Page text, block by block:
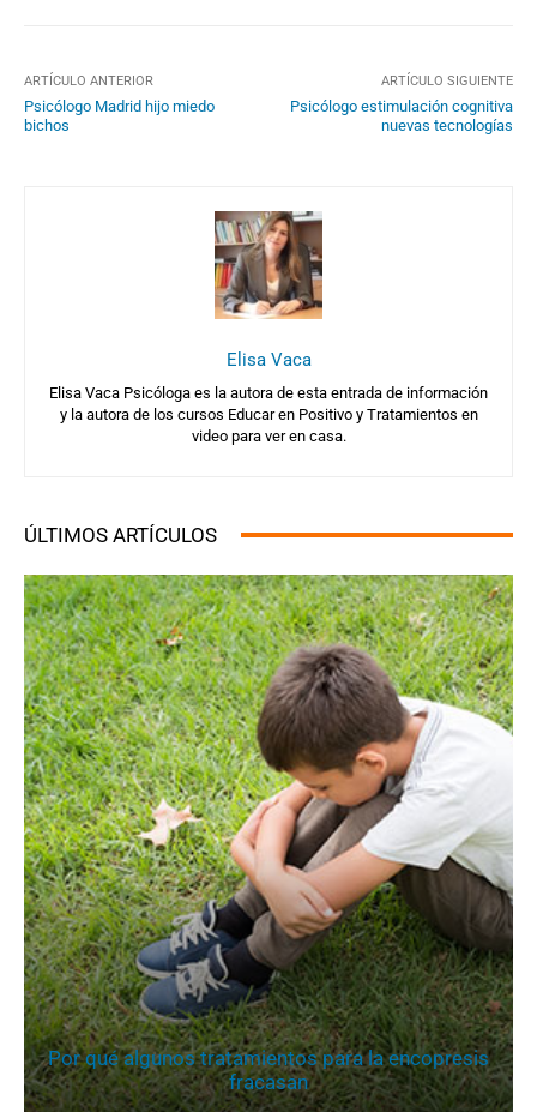
ARTÍCULO ANTERIOR
Psicólogo Madrid hijo miedo
bichos
ARTÍCULO SIGUIENTE
Psicólogo estimulación cognitiva
nuevas tecnologías
Elisa Vaca
Elisa Vaca Psicóloga es la autora de esta entrada de información
y la autora de los cursos Educar en Positivo y Tratamientos en
video para ver en casa.
ÚLTIMOS ARTÍCULOS
Por qué algunos tratamientos para la encopresis
fracasan